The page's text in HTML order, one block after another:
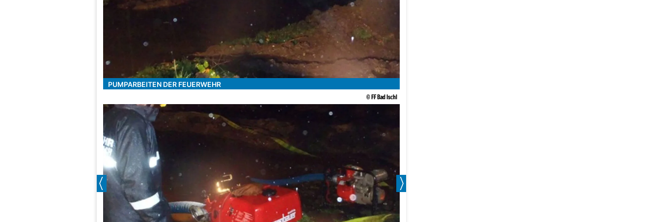
PUMPARBEITEN DER FEUERWEHR
© FF Bad Ischl